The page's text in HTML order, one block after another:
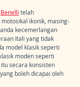
Benelli telah
ikonik, masing-
kecemerlangan
Itali yang tidak
model klasik seperti
moden seperti
secara konsisten
boleh dicapai oleh